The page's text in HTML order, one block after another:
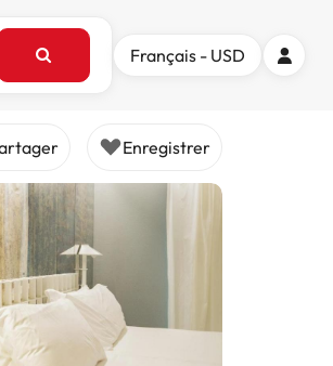
Français - USD
Enregistrer